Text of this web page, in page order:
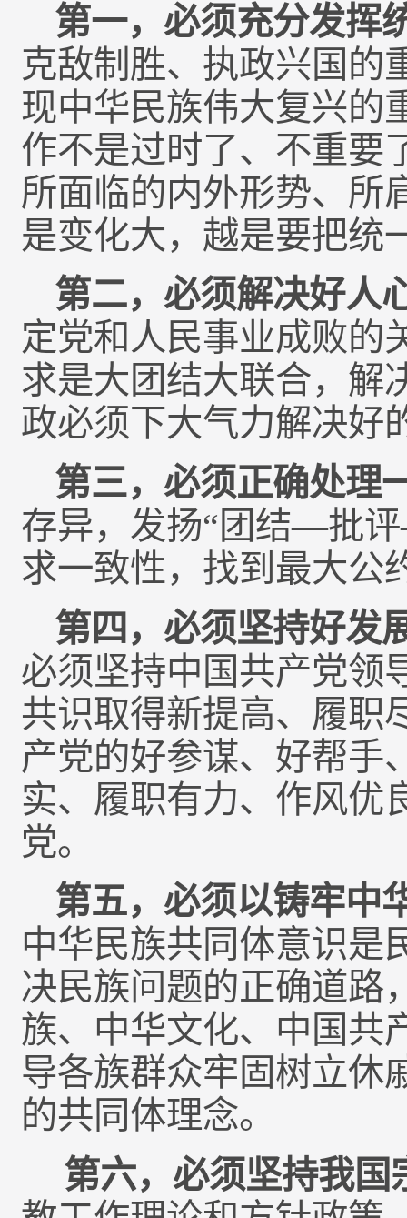
第一，必须充分发挥
克敌制胜、执政兴国的
现中华民族伟大复兴的
作不是过时了、不重要
所面临的内外形势、所
是变化大，越是要把统
第二，必须解决好人
定党和人民事业成败的
求是大团结大联合，解
政必须下大气力解决好
第三，必须正确处理
存异，发扬“团结—批
求一致性，找到最大公
第四，必须坚持好发
必须坚持中国共产党领
共识取得新提高、履职
产党的好参谋、好帮手
实、履职有力、作风优
党。
第五，必须以铸牢中
中华民族共同体意识是
决民族问题的正确道路
族、中华文化、中国共
导各族群众牢固树立休
的共同体理念。
第六，必须坚持我国